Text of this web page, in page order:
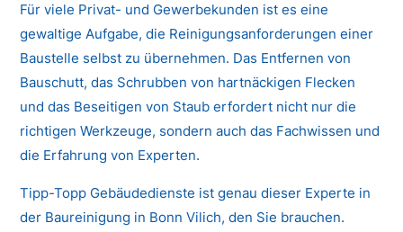
Für viele Privat- und Gewerbekunden ist es eine
gewaltige Aufgabe, die Reinigungsanforderungen einer
Baustelle selbst zu übernehmen. Das Entfernen von
Bauschutt, das Schrubben von hartnäckigen Flecken
und das Beseitigen von Staub erfordert nicht nur die
richtigen Werkzeuge, sondern auch das Fachwissen und
die Erfahrung von Experten.
Tipp-Topp Gebäudedienste ist genau dieser Experte in
der Baureinigung in Bonn Vilich, den Sie brauchen.